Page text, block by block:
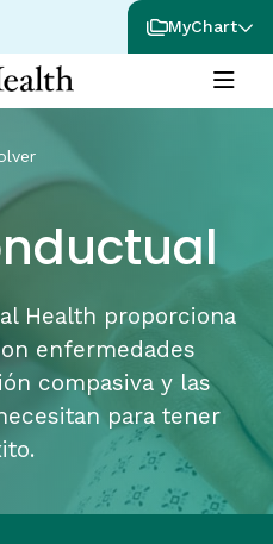
MyChart
Health proporciona
enfermedades
compasiva y las
para tener